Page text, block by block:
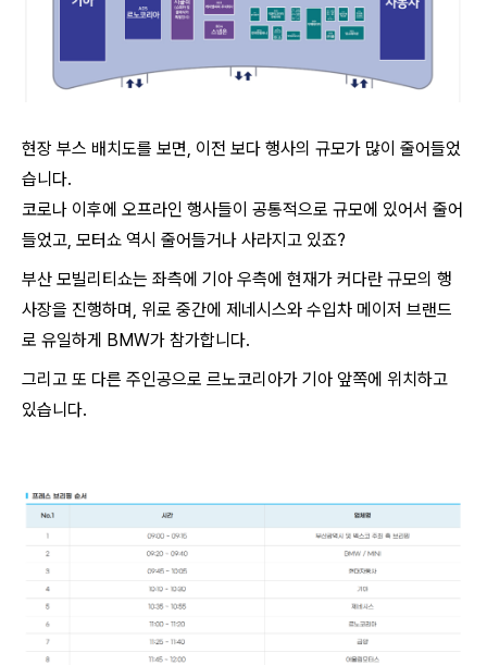
현장 부스 배치도를 보면, 이전 보다 행사의 규모가 많이 줄어들었
습니다.
코로나 이후에 오프라인 행사들이 공통적으로 규모에 있어서 줄어
들었고, 모터쇼 역시 줄어들거나 사라지고 있죠?
부산 모빌리티쇼는 좌측에 기아 우측에 현재가 커다란 규모의 행
사장을 진행하며, 위로 중간에 제네시스와 수입차 메이저 브랜드
로 유일하게 BMW가 참가합니다.
그리고 또 다른 주인공으로 르노코리아가 기아 앞쪽에 위치하고
있습니다.